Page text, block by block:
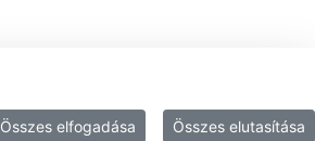
Összes elfogadása Összes elutasítása